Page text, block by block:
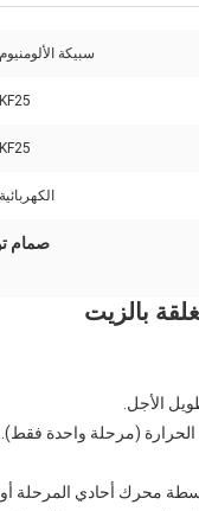
سبيكة الألومنيوم
KF25
KF25
الكهربائية
صمام
بالزيت
الأجل.
الحرارة (مرحلة واحدة فقط).
محرك أحادي المرحلة